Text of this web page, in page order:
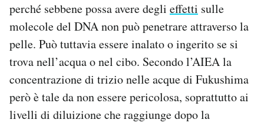
perché sebbene possa avere degli effetti sulle
molecole del DNA non può penetrare attraverso la
pelle. Può tuttavia essere inalato o ingerito se si
trova nell’acqua o nel cibo. Secondo l’AIEA la
concentrazione di trizio nelle acque di Fukushima
però è tale da non essere pericolosa, soprattutto ai
livelli di diluizione che raggiunge dopo la